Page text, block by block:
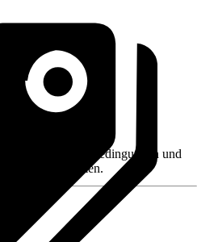
z. B. Rückgabebedingungen und
Verkäufernamen.